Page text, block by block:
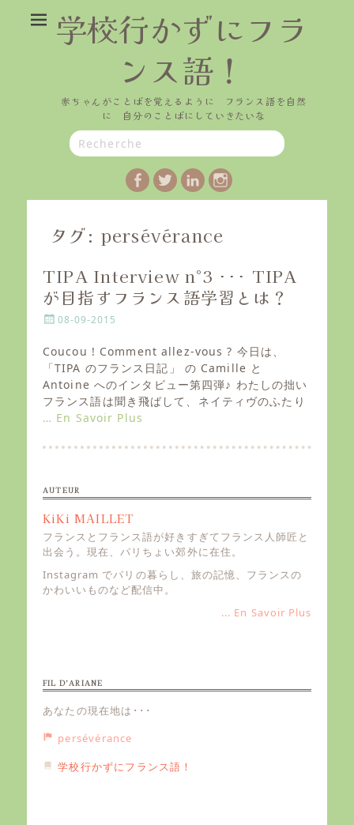
学校行かずにフラ
ンス語！
赤ちゃんがことばを覚えるように フランス語を自然
に 自分のことばにしていきたいな
Search
for:
Facebook
TwitterLinkedIn
Instagram
タグ: persévérance
TIPA Interview n°3 ･･･ TIPA
が目指すフランス語学習とは？
P
s
d
o
n
08-09-2015
Coucou ! Comment allez-vous ? 今日は、
「TIPA のフランス日記」 の Camille と
Antoine へのインタビュー第四弾♪ わたしの拙い
フランス語は聞き飛ばして、ネイティヴのふたり
… En Savoir Plus
AUTEUR
KiKi MAILLET
フランスとフランス語が好きすぎてフランス人師匠と
出会う。現在、パリちょい郊外に在住。
Instagram でパリの暮らし、旅の記憶、フランスの
かわいいものなど配信中。
... En Savoir Plus
FIL D’ARIANE
あなたの現在地は･･･
persévérance
学校行かずにフランス語！